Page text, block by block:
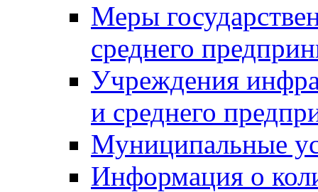
Меры
среднего
Учреждения
и среднего
Муниципальные
Информация о